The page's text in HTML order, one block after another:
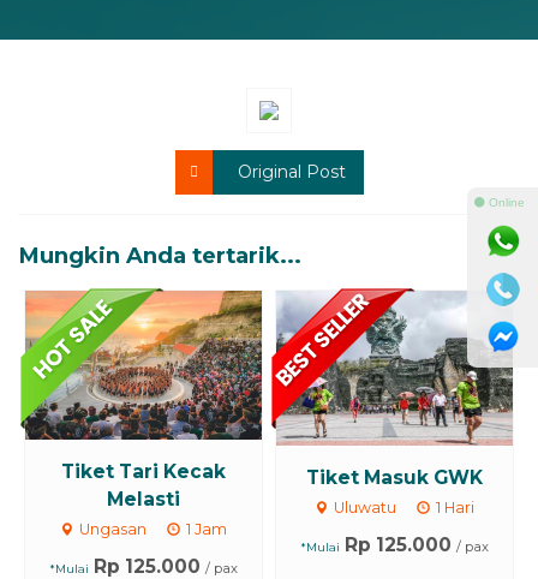
Original Post
Mungkin Anda tertarik...
Tiket Tari Kecak
Melasti
Ungasan 1 Jam
*Mulai Rp 125.000 / pax
Tiket Masuk GWK
Uluwatu 1 Hari
*Mulai Rp 125.000 / pax
⚫ Online